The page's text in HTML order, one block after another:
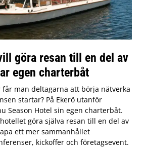
göra resan till en del av
egen charterbåt
får man deltagarna att börja nätverka
startar? På Ekerö utanför
Season Hotel sin egen charterbåt.
göra själva resan till en del av
ett mer sammanhållet
kickoffer och företagsevent.